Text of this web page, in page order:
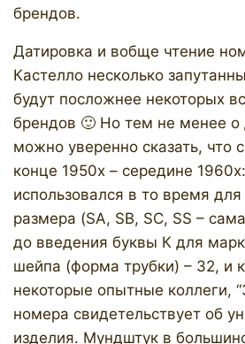
брендов.
Датировка и вобще чтение
Кастелло несколько
будут посложнее некоторых
брендов 🙂 Но тем не менее о
можно уверенно сказать, что
конце 1950х – середине
использовался в то время
размера (SA, SB, SC, SS –
до введения буквы К для
шейпа (форма трубки) – 32, и
некоторые опытные коллеги,
номера свидетельствует об
изделия. Мундштук в